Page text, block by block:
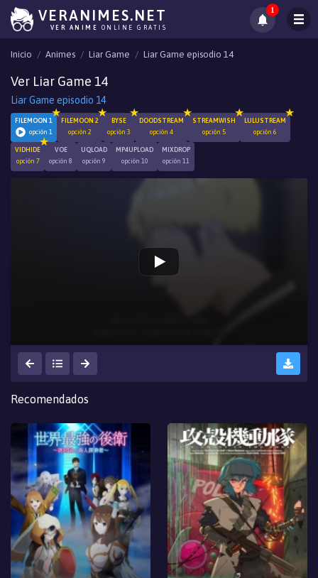
VERANIMES.NET
VER ANIME ONLINE GRATIS
1
Inicio Animes Liar Game Liar Game episodio 14
Ver Liar Game 14
Liar Game episodio 14
FILEMOON 1
opción 1
FILEMOON 2
opción 2
BYSE
opción 3
DOODSTREAM
opción 4
STREAMWISH
opción 5
LULUSTREAM
opción 6
VIDHIDE
opción 7
VOE
opción 8
UQLOAD
opción 9
MP4UPLOAD
opción 10
MIXDROP
opción 11
Recomendados